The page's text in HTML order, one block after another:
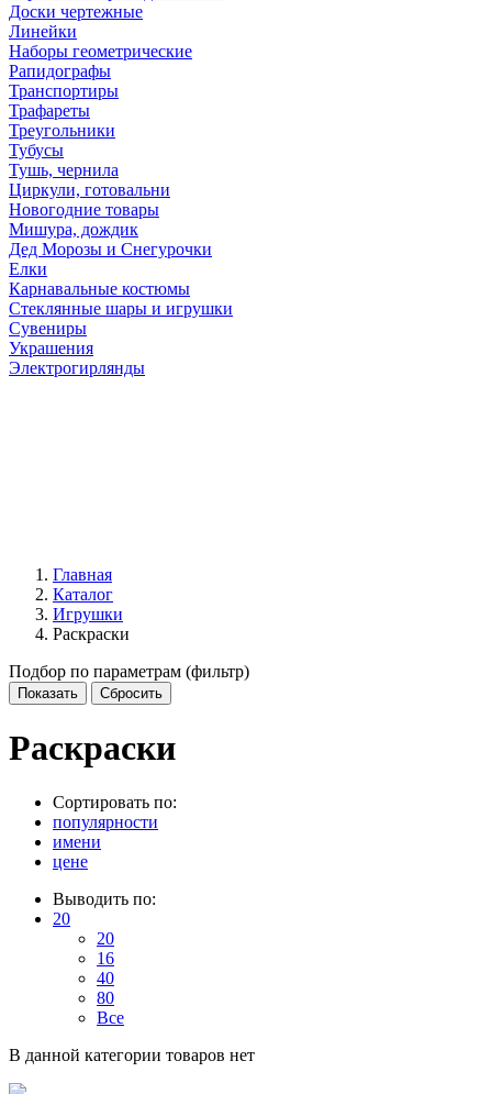
Доски чертежные
Линейки
Наборы геометрические
Рапидографы
Транспортиры
Трафареты
Треугольники
Тубусы
Тушь, чернила
Циркули, готовальни
Новогодние товары
Мишура, дождик
Дед Морозы и Снегурочки
Елки
Карнавальные костюмы
Стеклянные шары и игрушки
Сувениры
Украшения
Электрогирлянды
Главная
Каталог
Игрушки
Раскраски
Подбор по параметрам (фильтр)
Раскраски
Сортировать по:
популярности
имени
цене
Выводить по:
20
20
16
40
80
Все
В данной категории товаров нет